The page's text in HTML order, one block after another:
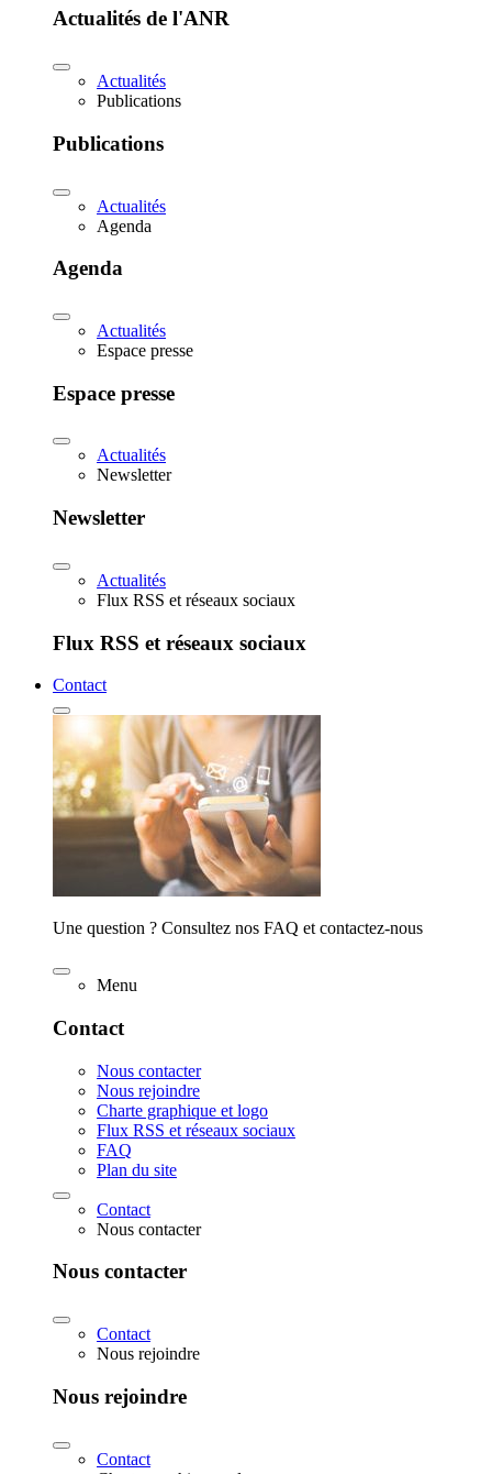
Actualités de l'ANR
Actualités
Publications
Publications
Actualités
Agenda
Agenda
Actualités
Espace presse
Espace presse
Actualités
Newsletter
Newsletter
Actualités
Flux RSS et réseaux sociaux
Flux RSS et réseaux sociaux
Contact
Une question ? Consultez nos FAQ et contactez-nous
Menu
Contact
Nous contacter
Nous rejoindre
Charte graphique et logo
Flux RSS et réseaux sociaux
FAQ
Plan du site
Contact
Nous contacter
Nous contacter
Contact
Nous rejoindre
Nous rejoindre
Contact